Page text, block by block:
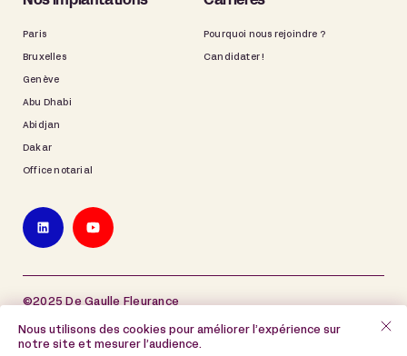
Paris
Bruxelles
Genève
Abu Dhabi
Abidjan
Dakar
Office notarial
Pourquoi nous rejoindre ?
Candidater !
©2025 De Gaulle Fleurance
Plan du site Mentions légales
Nous utilisons des cookies pour améliorer l’expérience sur
notre site et mesurer l’audience.